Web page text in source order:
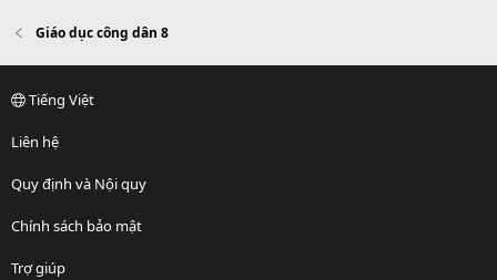
Giáo dục công dân 8
Tiếng Việt
Liên hệ
Quy định và Nội quy
Chính sách bảo mật
Trợ giúp